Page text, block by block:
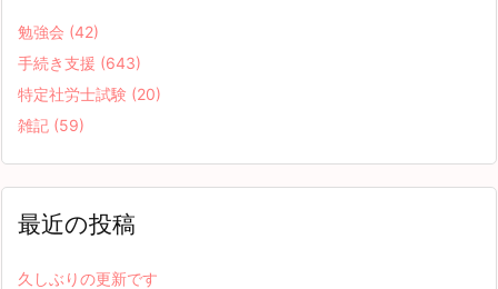
勉強会 (42)
手続き支援 (643)
特定社労士試験 (20)
雑記 (59)
最近の投稿
久しぶりの更新です